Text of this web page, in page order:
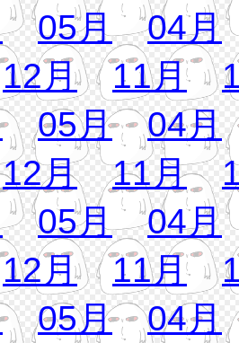
05月
04月
12月 11月
05月
04月
12月 11月
05月
04月
12月 11月
05月
04月